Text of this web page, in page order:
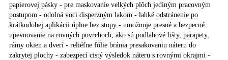
papierovej pásky - pre maskovanie velkých plôch jediným pracovným
postupom - odolná voci disperzným lakom - lahké odstránenie po
krátkodobej aplikácii úplne bez stopy - umožnuje presné a bezpecné
upevnovanie na rovných povrchoch, ako sú podlahové lišty, parapety,
rámy okien a dverí - reliéfne fólie bránia presakovaniu náteru do
zakrytej plochy - zabezpecí cistý výsledok náteru s rovnými okrajmi -